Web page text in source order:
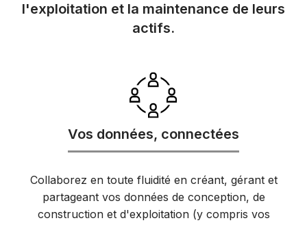
l'exploitation et la maintenance de leurs
actifs.
Vos données, connectées
Collaborez en toute fluidité en créant, gérant et
partageant vos données de conception, de
construction et d'exploitation (y compris vos